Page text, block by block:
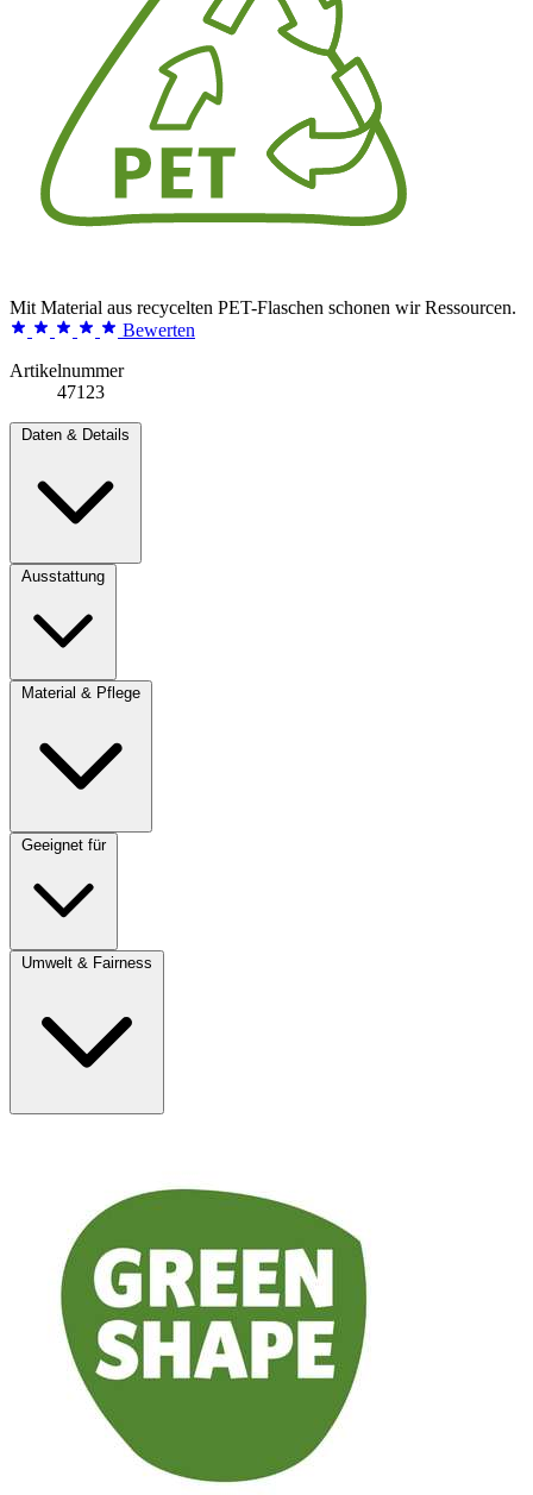
Mit Material aus recycelten PET-Flaschen schonen wir Ressourcen.
Bewerten
Artikelnummer
47123
Daten & Details
Ausstattung
Material & Pflege
Geeignet für
Umwelt & Fairness